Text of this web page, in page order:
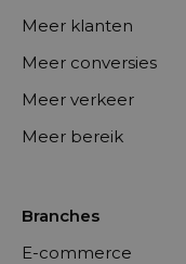
Meer klanten
Meer conversies
Meer verkeer
Meer bereik
Branches
E-commerce